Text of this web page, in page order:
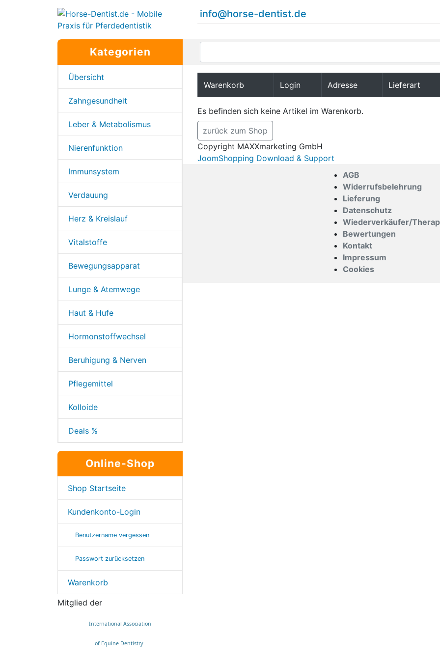
info@horse-dentist.de
Kategorien
Übersicht
Zahngesundheit
Leber & Metabolismus
Nierenfunktion
Immunsystem
Verdauung
Herz & Kreislauf
Vitalstoffe
Bewegungsapparat
Lunge & Atemwege
Haut & Hufe
Hormonstoffwechsel
Beruhigung & Nerven
Pflegemittel
Kolloide
Deals %
Online-Shop
Shop Startseite
Kundenkonto-Login
Benutzername vergessen
Passwort zurücksetzen
Warenkorb
Mitglied der
International Association
of Equine Dentistry
Warenkorb Login Adresse Lieferart
Es befinden sich keine Artikel im Warenkorb.
zurück zum Shop
Copyright MAXXmarketing GmbH
JoomShopping Download & Support
AGB
Widerrufsbelehrung
Lieferung
Datenschutz
Wiederverkäufer/
Bewertungen
Kontakt
Impressum
Cookies